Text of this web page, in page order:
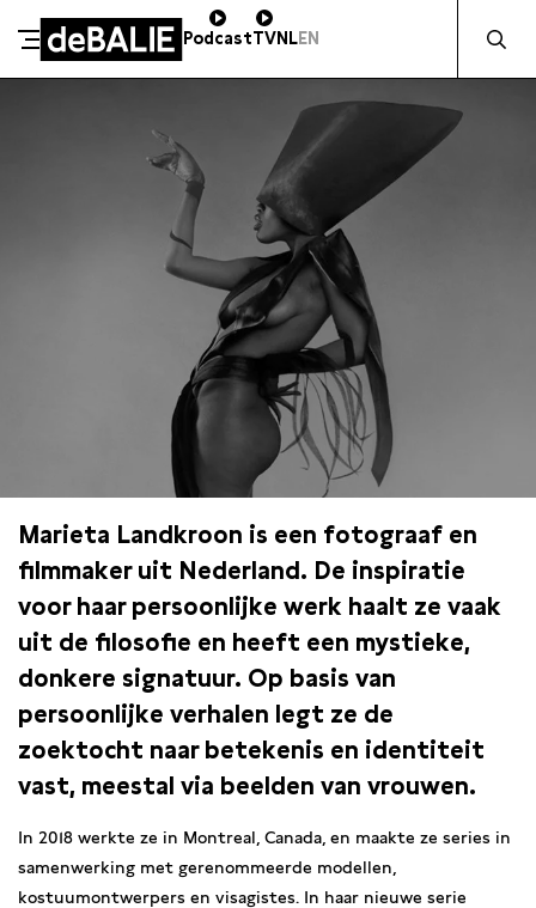
De Balie
PodcastTVNLEN
Marieta Landkroon is een fotograaf en
filmmaker uit Nederland. De inspiratie
voor haar persoonlijke werk haalt ze vaak
uit de filosofie en heeft een mystieke,
donkere signatuur. Op basis van
persoonlijke verhalen legt ze de
zoektocht naar betekenis en identiteit
vast, meestal via beelden van vrouwen.
In 2018 werkte ze in Montreal, Canada, en maakte ze series in
samenwerking met gerenommeerde modellen,
kostuumontwerpers en visagistes. In haar nieuwe serie